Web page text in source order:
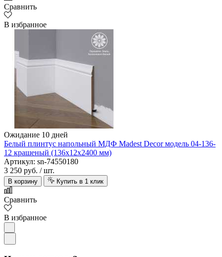
Сравнить
В избранное
Ожидание 10 дней
Белый плинтус напольный МДФ Madest Decor модель 04-136-
12 крашеный (136х12х2400 мм)
Артикул: sn-74550180
3 250 руб. / шт.
В корзину Купить в 1 клик
Сравнить
В избранное